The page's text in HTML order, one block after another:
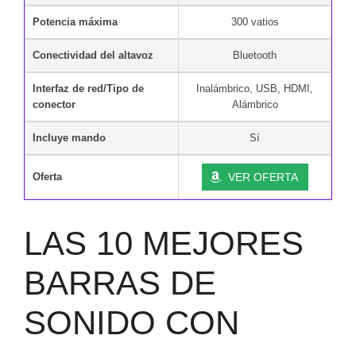
Potencia máxima 300 vatios
Conectividad del altavoz Bluetooth
Interfaz de red/Tipo de
conector
Inalámbrico, USB, HDMI,
Alámbrico
Incluye mando Sí
Oferta VER OFERTA
LAS 10 MEJORES
BARRAS DE
SONIDO CON